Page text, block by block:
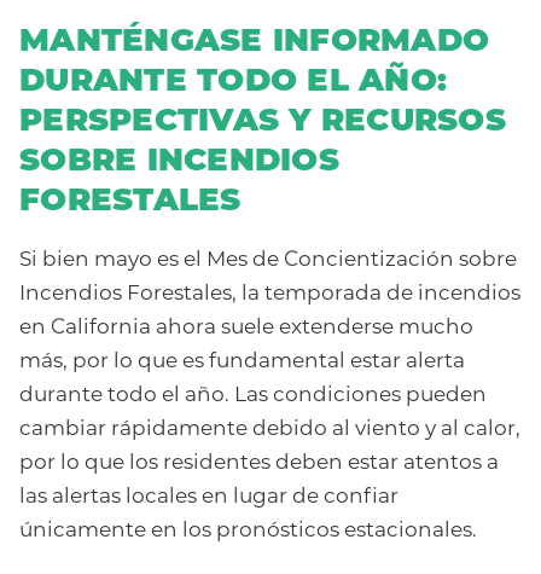
MANTÉNGASE INFORMADO
DURANTE TODO EL AÑO:
PERSPECTIVAS Y RECURSOS
SOBRE INCENDIOS
FORESTALES
Si bien mayo es el Mes de Concientización sobre
Incendios Forestales, la temporada de incendios
en California ahora suele extenderse mucho
más, por lo que es fundamental estar alerta
durante todo el año. Las condiciones pueden
cambiar rápidamente debido al viento y al calor,
por lo que los residentes deben estar atentos a
las alertas locales en lugar de confiar
únicamente en los pronósticos estacionales.